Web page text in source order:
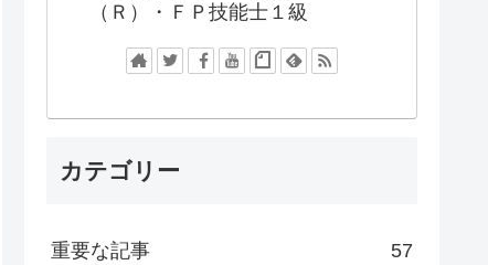
（Ｒ）・ＦＰ技能士１級
カテゴリー
重要な記事 57